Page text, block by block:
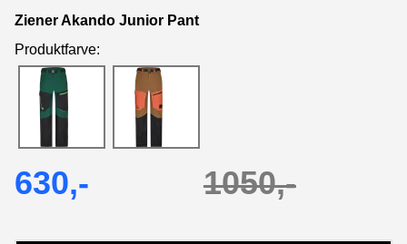
Ziener Akando Junior Pant
Produktfarve:
630,- 1050,-